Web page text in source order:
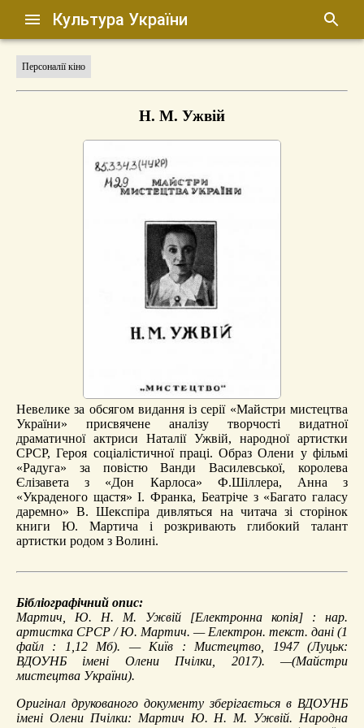
Культура України
Персоналії кіно
Н. М. Ужвій
Невелике за обсягом видання із серії «Майстри мистецтва
України» присвячене аналізу творчості видатної
драматичної актриси Наталії Ужвій, народної артистки
СРСР, Героя соціалістичної праці. Образ Олени у фільмі
«Радуга» за повістю Ванди Василевської, королева
Єлізавета з «Дон Карлоса» Ф.Шіллера, Анна з
«Украденого щастя» І. Франка, Беатріче з «Багато галасу
даремно» В. Шекспіра дивляться на читача зі сторінок
книги Ю. Мартича і розкривають глибокий талант
артистки родом з Волині.
Бібліографічний опис:
Мартич, Ю. Н. М. Ужвій [Електронна копія] : нар.
артистка СРСР / Ю. Мартич. — Електрон. текст. дані (1
файл : 1,12 Мб). — Київ : Мистецтво, 1947 (Луцьк:
ВДОУНБ імені Олени Пчілки, 2017). —(Майстри
мистецтва України).
Оригінал друкованого документу зберігається в ВДОУНБ
імені Олени Пчілки: Мартич Ю. Н. М. Ужвій. Народна